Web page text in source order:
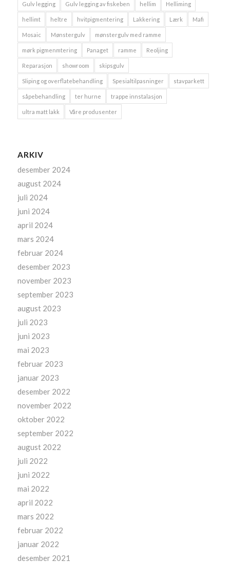
Gulv legging Gulv legging av fiskeben hellim Helliming
hellimt heltre hvitpigmentering Lakkering Lærk Mafi
Mosaic Mønstergulv mønstergulv med ramme
mørk pigmenmtering Panaget ramme Reoljing
Reparasjon showroom skipsgulv
Sliping og overflatebehandling Spesialtilpasninger stavparkett
såpebehandling ter hurne trappe innstalasjon
ultra matt lakk Våre produsenter
ARKIV
desember 2024
august 2024
juli 2024
juni 2024
april 2024
mars 2024
februar 2024
desember 2023
november 2023
september 2023
august 2023
juli 2023
juni 2023
mai 2023
februar 2023
januar 2023
desember 2022
november 2022
oktober 2022
september 2022
august 2022
juli 2022
juni 2022
mai 2022
april 2022
mars 2022
februar 2022
januar 2022
desember 2021